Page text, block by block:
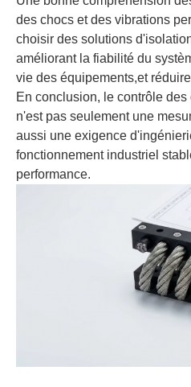
des chocs et des vibrations
choisir des solutions
améliorant la fiabilité du
vie des équipements,et
En conclusion, le contrôle
n'est pas seulement une
aussi une exigence
fonctionnement industriel
performance.